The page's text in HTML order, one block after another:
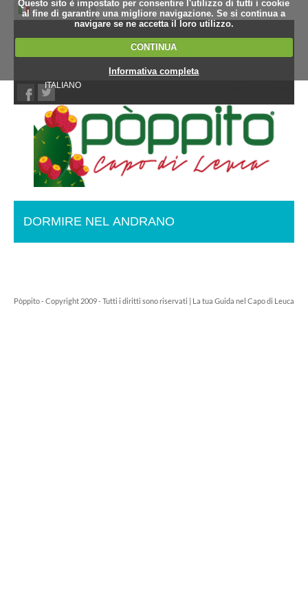
Questo sito è impostato per consentire l'utilizzo di tutti i cookie
al fine di garantire una migliore navigazione. Se si continua a
navigare se ne accetta il loro utilizzo.
CONTINUA
Informativa completa
ITALIANO
DORMIRE NEL ANDRANO
Pòppito - Copyright 2009 - Tutti i diritti sono riservati | La tua Guida nel Capo di Leuca